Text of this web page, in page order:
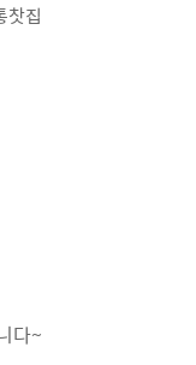
찻집
다~